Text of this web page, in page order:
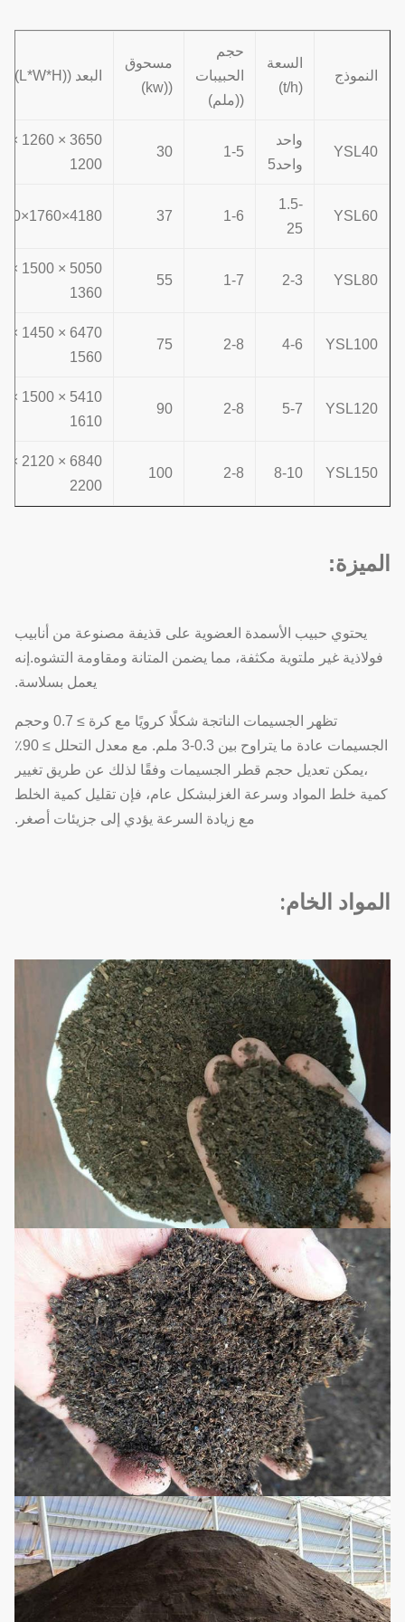
النموذج
السعة
(t/h)
حجم
الحبيبات
((ملم)
مسحوق
((kw)
البعد ((L*W*H)
YSL40
واحد
واحد5
1-5
30
3650 × 1260 ×
1200
YSL60
1.5-
25
1-6
37
4180×1760×1080
YSL80
2-3
1-7
55
5050 × 1500 ×
1360
YSL100
4-6
2-8
75
6470 × 1450 ×
1560
YSL120
5-7
2-8
90
5410 × 1500 ×
1610
YSL150
8-10
2-8
100
6840 × 2120 ×
2200
الميزة:
يحتوي حبيب الأسمدة العضوية على قذيفة مصنوعة من أنابيب
فولاذية غير ملتوية مكثفة، مما يضمن المتانة ومقاومة التشوه.إنه
يعمل بسلاسة.
تظهر الجسيمات الناتجة شكلًا كرويًا مع كرة ≥ 0.7 وحجم
الجسيمات عادة ما يتراوح بين 0.3-3 ملم. مع معدل التحلل ≥ 90٪
،يمكن تعديل حجم قطر الجسيمات وفقًا لذلك عن طريق تغيير
كمية خلط المواد وسرعة الغزلبشكل عام، فإن تقليل كمية الخلط
مع زيادة السرعة يؤدي إلى جزيئات أصغر.
المواد الخام: